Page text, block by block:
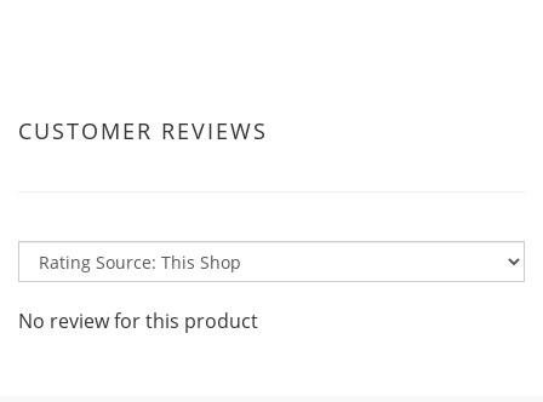
CUSTOMER REVIEWS
No review for this product